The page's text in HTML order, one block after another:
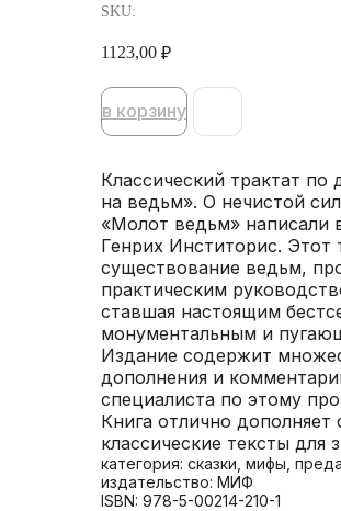
SKU:
1123,00 ₽
в корзину
Классический трактат
на ведьм». О нечистой
«Молот ведьм» написали
Генрих Инститорис. Этот
существование ведьм,
практическим
ставшая настоящим
монументальным и
Издание содержит
дополнения и
специалиста по этому
Книга отлично
классические тексты для
категория: сказки, мифы,
издательство: МИФ
ISBN: 978-5-00214-210-1